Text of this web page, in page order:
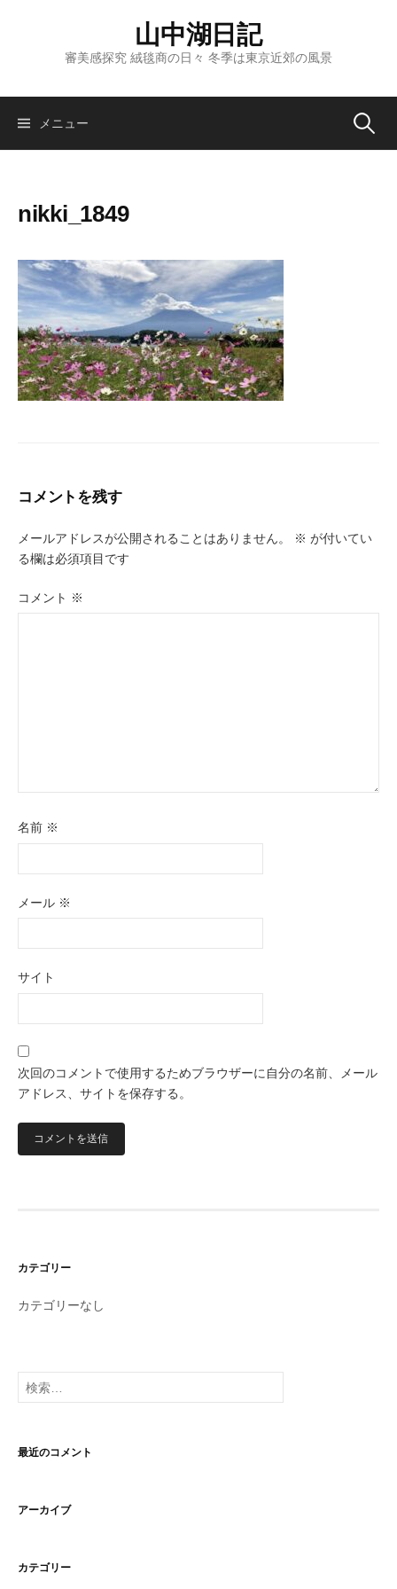
ツ
山中湖日記
審美感探究 絨毯商の日々 冬季は東京近郊の風景
メニュー 検
nikki_1849
コメントを残す
メールアドレスが公開されることはありません。 ※ が付いてい
る欄は必須項目です
コメント ※
名前 ※
メール ※
サイト
次回のコメントで使用するためブラウザーに自分の名前、メール
アドレス、サイトを保存する。
カテゴリー
カテゴリーなし
検
索:
最近のコメント
アーカイブ
カテゴリー